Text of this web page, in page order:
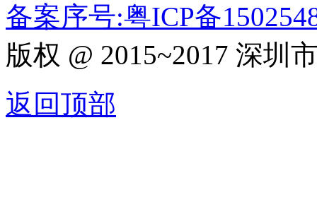
备案序号:粤ICP备
版权 @ 2015~2017 深圳
返回顶部